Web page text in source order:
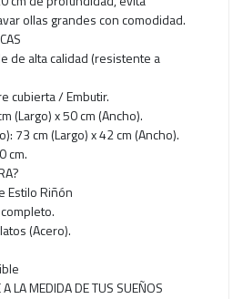
ollas grandes con comodidad.
de alta calidad (resistente a
cubierta / Embutir.
(Largo) x 50 cm (Ancho).
73 cm (Largo) x 42 cm (Ancho).
cm.
Estilo Riñón
(Acero).
LA MEDIDA DE TUS SUEÑOS